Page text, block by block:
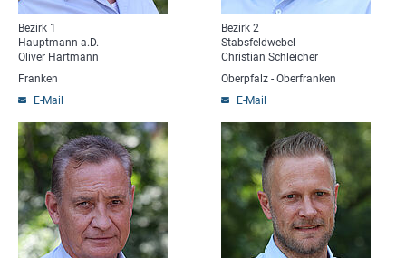
Bezirk 1
Hauptmann a.D.
Oliver Hartmann
Franken
E-Mail
Bezirk 2
Stabsfeldwebel
Christian Schleicher
Oberpfalz - Oberfranken
E-Mail